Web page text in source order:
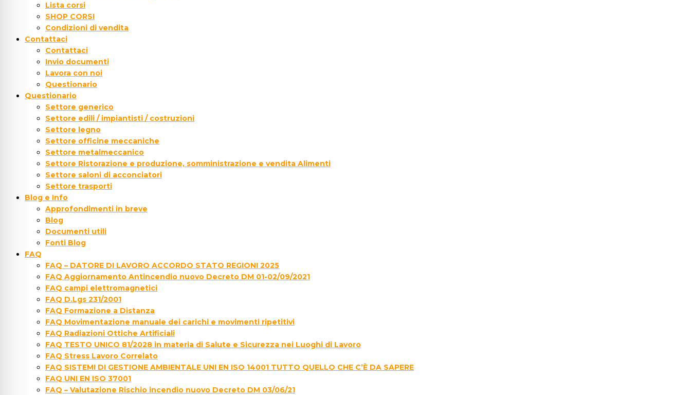
Lista corsi
SHOP CORSI
Condizioni di vendita
Contattaci
Contattaci
Invio documenti
Lavora con noi
Questionario
Questionario
Settore generico
Settore edili / impiantisti / costruzioni
Settore legno
Settore officine meccaniche
Settore metalmeccanico
Settore Ristorazione e produzione, somministrazione e vendita Alimenti
Settore saloni di acconciatori
Settore trasporti
Blog e Info
Approfondimenti in breve
Blog
Documenti utili
Fonti Blog
FAQ
FAQ – DATORE DI LAVORO ACCORDO STATO REGIONI 2025
FAQ Aggiornamento Antincendio nuovo Decreto DM 01-02/09/2021
FAQ campi elettromagnetici
FAQ D.Lgs 231/2001
FAQ Formazione a Distanza
FAQ Movimentazione manuale dei carichi e movimenti ripetitivi
FAQ Radiazioni Ottiche Artificiali
FAQ TESTO UNICO 81/2028 in materia di Salute e Sicurezza nei Luoghi di Lavoro
FAQ Stress Lavoro Correlato
FAQ SISTEMI DI GESTIONE AMBIENTALE UNI EN ISO 14001 TUTTO QUELLO CHE C’È DA SAPERE
FAQ UNI EN ISO 37001
FAQ – Valutazione Rischio incendio nuovo Decreto DM 03/06/21